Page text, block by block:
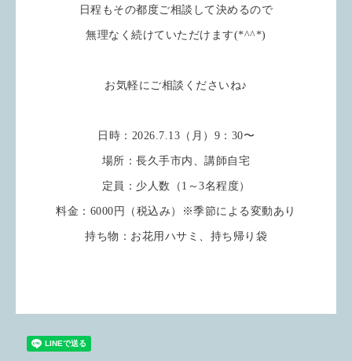
日程もその都度ご相談して決めるので
無理なく続けていただけます(*^^*)
お気軽にご相談くださいね♪
日時：2026.7.13（月）9：30〜
場所：長久手市内、講師自宅
定員：少人数（1～3名程度）
料金：6000円（税込み）※季節による変動あり
持ち物：お花用ハサミ、持ち帰り袋